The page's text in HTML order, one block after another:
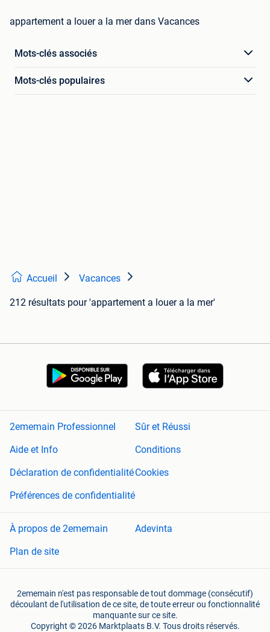
appartement a louer a la mer dans Vacances
Mots-clés associés
Mots-clés populaires
Accueil Vacances
212 résultats pour 'appartement a louer a la mer'
2ememain Professionnel
Sûr et Réussi
Aide et Info
Conditions
Déclaration de confidentialitéCookies
Préférences de confidentialité
À propos de 2ememain
Adevinta
Plan de site
2ememain n'est pas responsable de tout dommage (consécutif)
découlant de l'utilisation de ce site, de toute erreur ou fonctionnalité
manquante sur ce site.
Copyright © 2026 Marktplaats B.V. Tous droits réservés.